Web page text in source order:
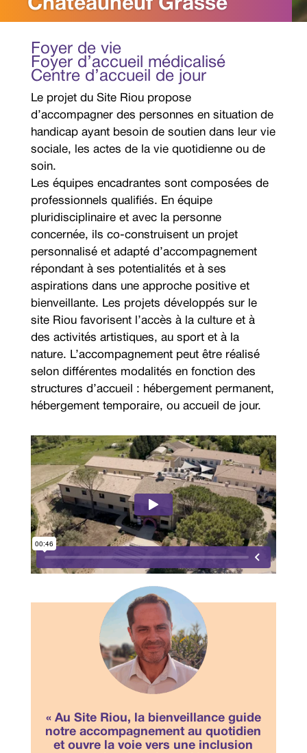
Châteauneuf Grasse
Foyer de vie
Foyer d’accueil médicalisé
Centre d’accueil de jour
Le projet du Site Riou propose
d’accompagner des personnes en situation de
handicap ayant besoin de soutien dans leur vie
sociale, les actes de la vie quotidienne ou de
soin.
Les équipes encadrantes sont composées de
professionnels qualifiés. En équipe
pluridisciplinaire et avec la personne
concernée, ils co-construisent un projet
personnalisé et adapté d’accompagnement
répondant à ses potentialités et à ses
aspirations dans une approche positive et
bienveillante. Les projets développés sur le
site Riou favorisent l’accès à la culture et à
des activités artistiques, au sport et à la
nature. L’accompagnement peut être réalisé
selon différentes modalités en fonction des
structures d’accueil : hébergement permanent,
hébergement temporaire, ou accueil de jour.
« Au Site Riou, la bienveillance guide
notre accompagnement au quotidien
et ouvre la voie vers une inclusion